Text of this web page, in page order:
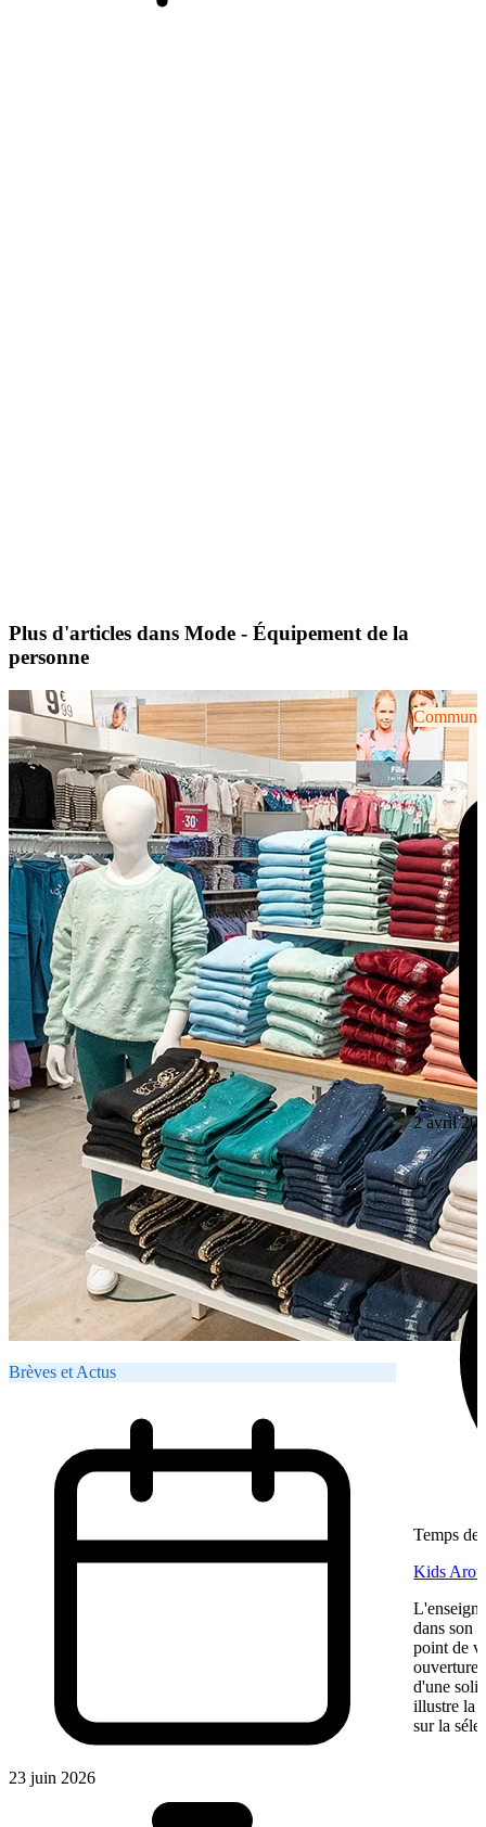
Plus d'articles dans Mode - Équipement de la
personne
Brèves et Actus
23 juin 2026
2 avril
Temps de
Kids
dans son
point de
ouverture,
d'une
illustre la
sur la